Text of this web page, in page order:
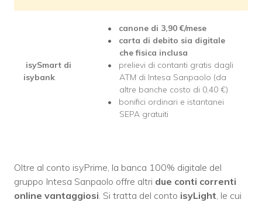
isySmart di
isybank
canone di 3,90 €/mese
carta di debito sia digitale
che fisica inclusa
prelievi di contanti gratis dagli
ATM di Intesa Sanpaolo (da
altre banche costo di 0,40 €)
bonifici ordinari e istantanei
SEPA gratuiti
Oltre al conto isyPrime, la banca 100% digitale del
gruppo Intesa Sanpaolo offre altri due conti correnti
online vantaggiosi. Si tratta del conto isyLight, le cui